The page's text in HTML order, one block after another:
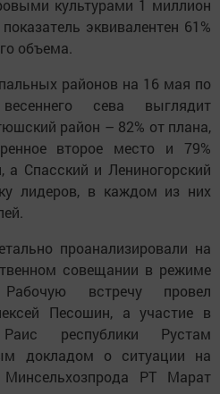
культурами 1 миллион
эквивалентен 61%
объема.
районов на 16 мая по
сева выглядит
район – 82% от плана,
второе место и 79%
Спасский и Лениногорский
лидеров, в каждом из них
проанализировали на
совещании в режиме
Рабочую встречу провел
Песошин, а участие в
республики Рустам
докладом о ситуации на
РТ Марат